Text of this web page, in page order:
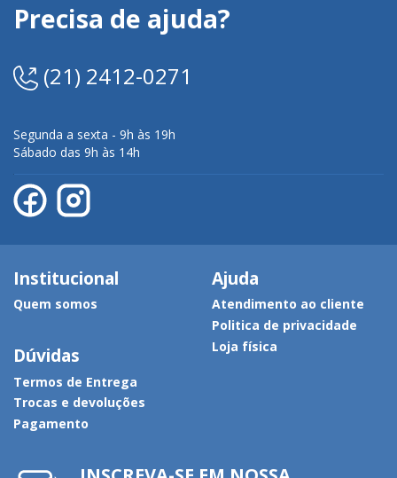
Precisa de ajuda?
(21) 2412-0271
Segunda a sexta - 9h às 19h
Sábado das 9h às 14h
Institucional
Quem somos
Dúvidas
Termos de Entrega
Trocas e devoluções
Pagamento
Ajuda
Atendimento ao cliente
Politica de privacidade
Loja física